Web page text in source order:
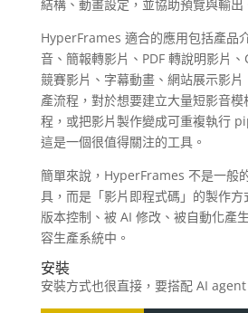
結構、動畫設定，並協助預覽與輸出
HyperFrames 適合的應用包括產品
音、簡報轉影片、PDF 轉說明影片
競賽影片、字幕動畫、網站展示影
產流程，對於想要建立大量短影音
程，或把影片製作變成可重複執行
這是一個很值得關注的工具。
簡單來說，HyperFrames 不是一般
具，而是「影片即程式碼」的製作
版本控制、被 AI 修改、被自動化產
容生產系統中。
安裝
安裝方式也很直接，要搭配 AI agent